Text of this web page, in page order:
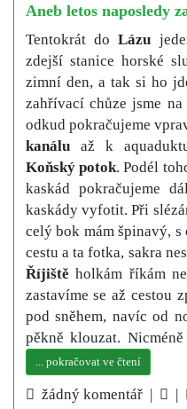
Aneb letos naposledy
Tentokrát doLázu
zdejší stanice horské
zimní den, a tak si ho
zahřívací chůze jsme
odkud pokračujeme
kanáluaž k
Koňský potok. Podél
kaskád pokračujeme
kaskády vyfotit. Při
celý bok mám špinavý, s
cestu a ta fotka, sakra
Říjiště holkám říkám
zastavíme se až cestou
pod sněhem, navíc od
pěkně klouzat.
... pokračovat ve čtení
žádný komentář | |